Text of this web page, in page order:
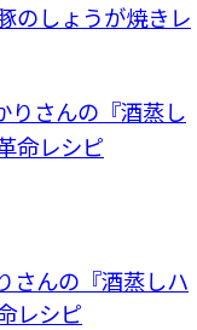
のしょうが焼きレ
さんの『酒蒸しハ
レシピ